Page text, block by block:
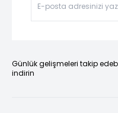
Günlük gelişmeleri takip
indirin